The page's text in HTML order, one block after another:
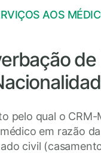
AOS
pelo qual o CRM-
em razão
civil